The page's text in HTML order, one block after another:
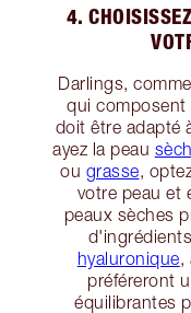
4.
Darlings,
qui composent
doit être adapté
ayez la peau
ou grasse,
votre peau et
peaux sèches
hyaluronique,
préféreront
équilibrantes